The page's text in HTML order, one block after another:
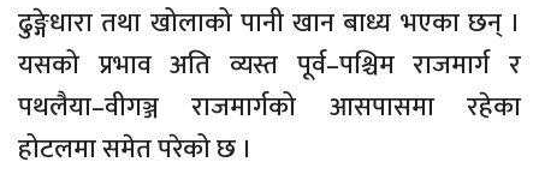
ढुङ्गेधारा तथा खोलाको पानी खान बाध्य भएका छन् ।
यसको प्रभाव अति व्यस्त पूर्व–पश्चिम राजमार्ग र
पथलैया–वीगञ्ज राजमार्गको आसपासमा रहेका
होटलमा समेत परेको छ ।